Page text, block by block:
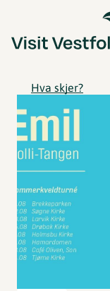
Hva skjer?